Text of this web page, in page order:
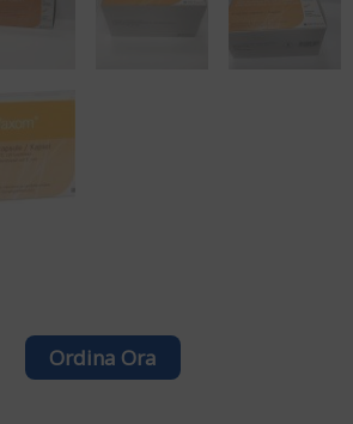
Ordina Ora